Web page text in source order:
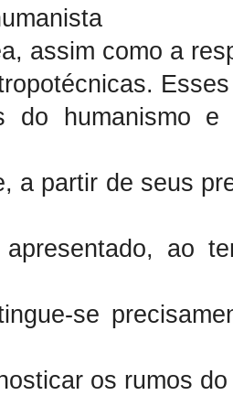
assim como a
do humanismo
a partir de seus
ao
se
os rumos